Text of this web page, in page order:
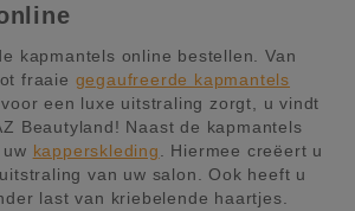
kapmantels online bestellen. Van
fraaie gegaufreerde kapmantels
een luxe uitstraling zorgt, u vindt
Beautyland! Naast de kapmantels
kapperskleding. Hiermee creëert u
van uw salon. Ook heeft u
last van kriebelende haartjes.